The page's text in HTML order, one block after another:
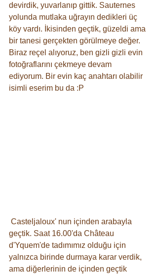
devirdik, yuvarlanıp gittik. Sauternes
yolunda mutlaka uğrayın dedikleri üç
köy vardı. İkisinden geçtik, güzeldi ama
bir tanesi gerçekten görülmeye değer.
Biraz reçel alıyoruz, ben gizli gizli evin
fotoğraflarını çekmeye devam
ediyorum. Bir evin kaç anahtarı olabilir
isimli eserim bu da :P
geçtik. Saat 16.00'da Château
d'Yquem'de tadımımız olduğu için
yalnızca birinde durmaya karar verdik,
ama diğerlerinin de içinden geçtik